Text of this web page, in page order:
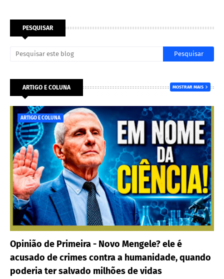
PESQUISAR
ARTIGO E COLUNA MOSTRAR MAIS
ARTIGO E COLUNA
Opinião de Primeira - Novo Mengele? ele é
acusado de crimes contra a humanidade, quando
poderia ter salvado milhões de vidas